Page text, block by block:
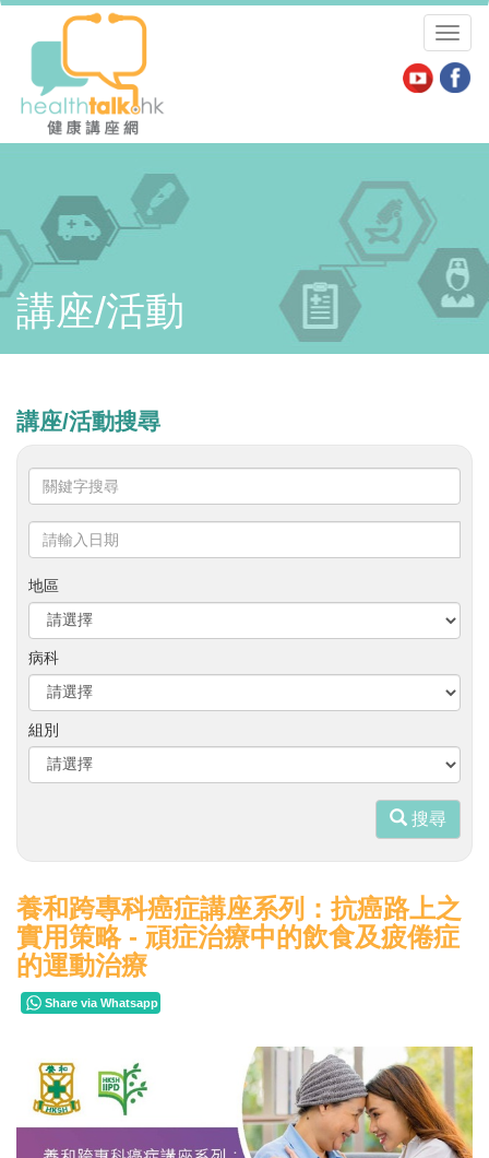
講座/活動
講座/活動搜尋
鍵
字
輸
入
日
地區
病科
組別
搜尋
養和跨專科癌症講座系列：抗癌路上之
實用策略 - 頑症治療中的飲食及疲倦症
的運動治療
Share via Whatsapp